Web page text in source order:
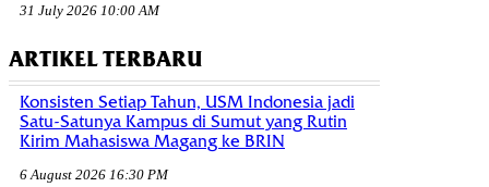
31 July 2026 10:00 AM
ARTIKEL TERBARU
Konsisten Setiap Tahun, USM Indonesia jadi
Satu-Satunya Kampus di Sumut yang Rutin
Kirim Mahasiswa Magang ke BRIN
6 August 2026 16:30 PM